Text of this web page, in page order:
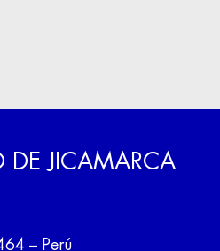
DE JICAMARCA
– Perú